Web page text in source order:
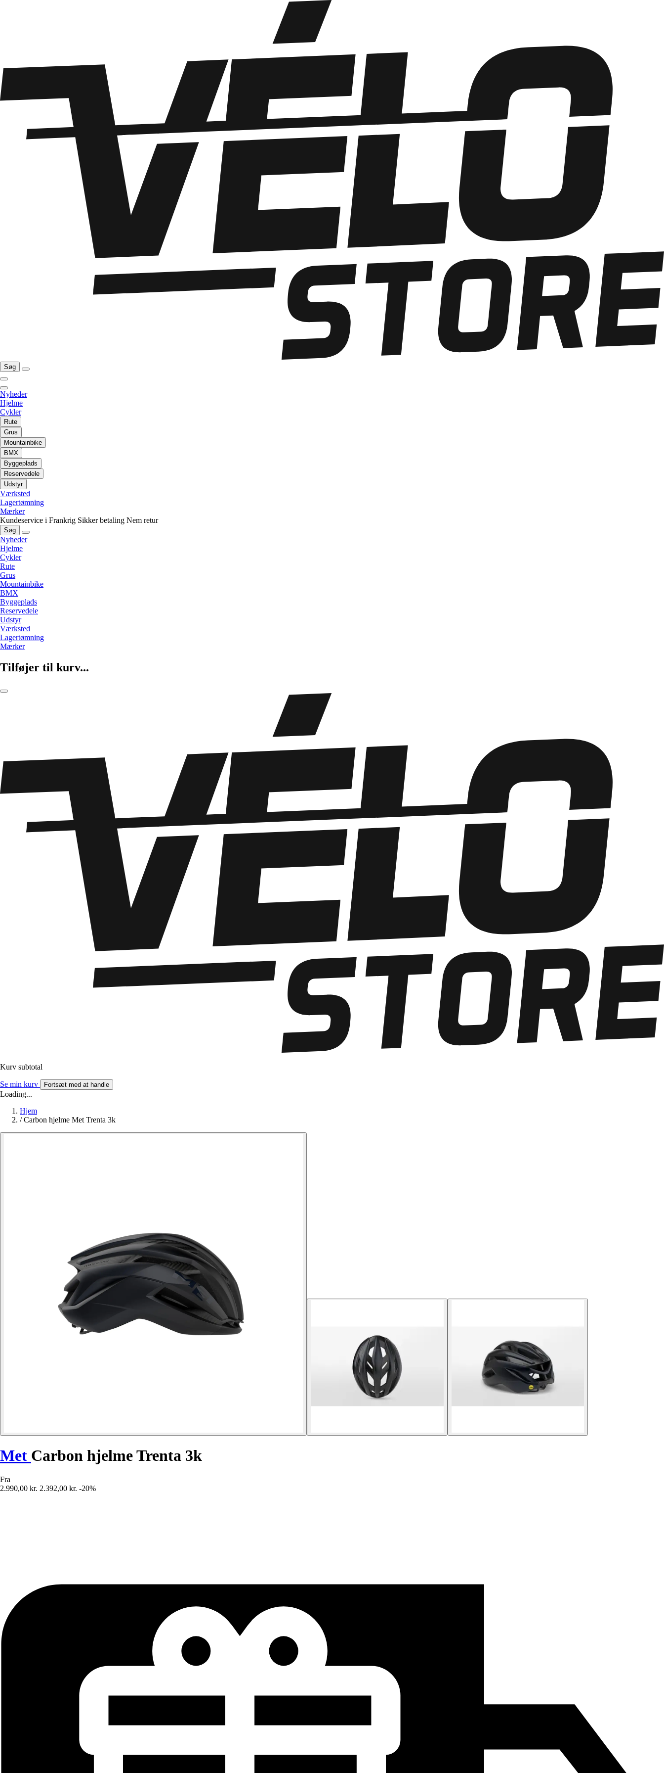
Søg
Nyheder
Hjelme
Cykler
Rute
Grus
Mountainbike
BMX
Byggeplads
Reservedele
Udstyr
Værksted
Lagertømning
Mærker
Kundeservice i Frankrig Sikker betaling Nem retur
Søg
Nyheder
Hjelme
Cykler
Rute
Grus
Mountainbike
BMX
Byggeplads
Reservedele
Udstyr
Værksted
Lagertømning
Mærker
Tilføjer til kurv...
Kurv subtotal
Se min kurv Fortsæt med at handle
Loading...
Hjem
/ Carbon hjelme Met Trenta 3k
Met Carbon hjelme Trenta 3k
Fra
2.990,00 kr. 2.392,00 kr. -20%